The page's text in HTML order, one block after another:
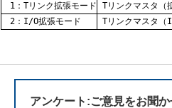
1：Tリンク拡張モード
Tリンクマスタ（
2：I/O拡張モード
Tリンクマスタ（
アンケート:ご意見をお聞